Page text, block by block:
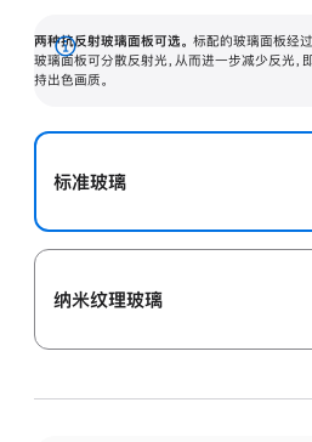
两种抗反射玻璃面板可选。 标配的玻璃面板经
玻璃面板可分散反射光，从而进一步减少反光
持出色画质。
展
开
标准玻璃
纳米纹理玻璃